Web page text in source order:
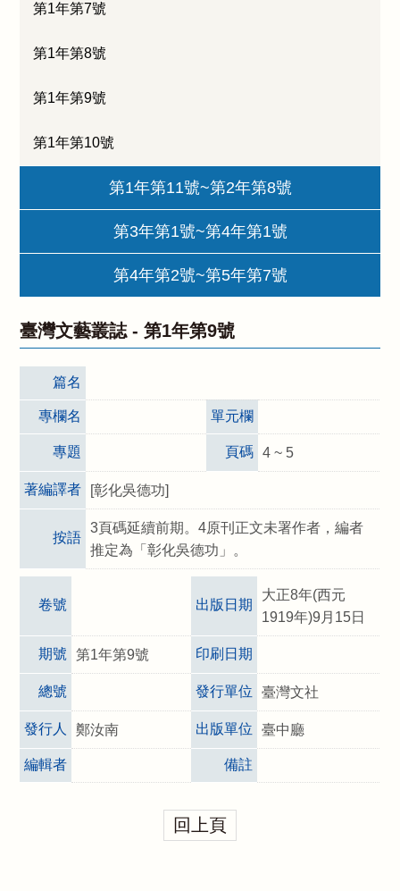
第1年第7號
第1年第8號
第1年第9號
第1年第10號
第1年第11號~第2年第8號
第3年第1號~第4年第1號
第4年第2號~第5年第7號
臺灣文藝叢誌 -第1年第9號
篇名
專欄名 單元欄
專題 頁碼 4 ~ 5
著編譯者 [彰化吳德功]
按語
3頁碼延續前期。4原刊正文未署作者，編者
推定為「彰化吳德功」。
卷號 出版日期
大正8年(西元
1919年)9月15日
期號 第1年第9號 印刷日期
總號 發行單位 臺灣文社
發行人 鄭汝南 出版單位 臺中廳
編輯者 備註
回上頁